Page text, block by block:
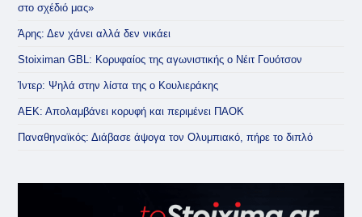
στο σχέδιό μας»
Άρης: Δεν χάνει αλλά δεν νικάει
Stoiximan GBL: Κορυφαίος της αγωνιστικής ο Νέιτ Γουότσον
Ίντερ: Ψηλά στην λίστα της ο Κουλιεράκης
ΑΕΚ: Απολαμβάνει κορυφή και περιμένει ΠΑΟΚ
Παναθηναϊκός: Διάβασε άψογα τον Ολυμπιακό, πήρε το διπλό